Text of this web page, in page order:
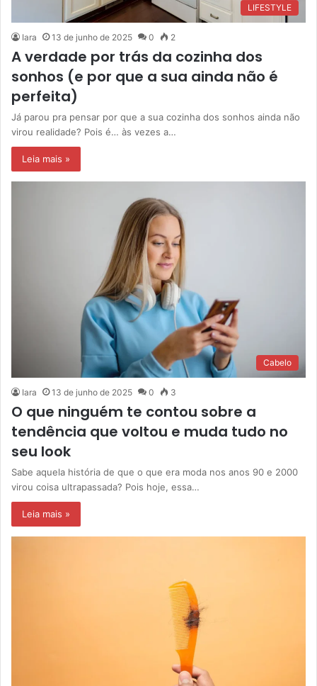
LIFESTYLE
Iara 13 de junho de 2025 0 2
A verdade por trás da cozinha dos
sonhos (e por que a sua ainda não é
perfeita)
Já parou pra pensar por que a sua cozinha dos sonhos ainda não
virou realidade? Pois é… às vezes a…
Leia mais »
Cabelo
Iara 13 de junho de 2025 0 3
O que ninguém te contou sobre a
tendência que voltou e muda tudo no
seu look
Sabe aquela história de que o que era moda nos anos 90 e 2000
virou coisa ultrapassada? Pois hoje, essa…
Leia mais »